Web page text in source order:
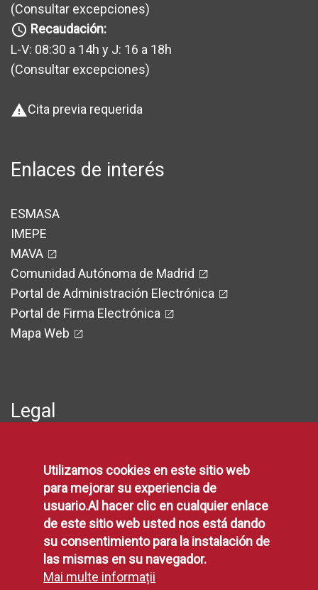
(Consultar excepciones)
query_builder Recaudación:
L-V: 08:30 a 14h y J: 16 a 18h
(Consultar excepciones)
warningCita previa requerida
Enlaces de interés
ESMASA
IMEPE
MAVA
Comunidad Autónoma de Madrid
Portal de Administración Electrónica
Portal de Firma Electrónica
Mapa Web
Legal
Política de Privacidad
Aviso Legal
Disponibilidad
Declaración de Accesibilidad
Política de Cookies
Utilizamos cookies en este sitio web
para mejorar su experiencia de
usuario.Al hacer clic en cualquier enlace
de este sitio web usted nos está dando
su consentimiento para la instalación de
las mismas en su navegador.
Mai multe informații